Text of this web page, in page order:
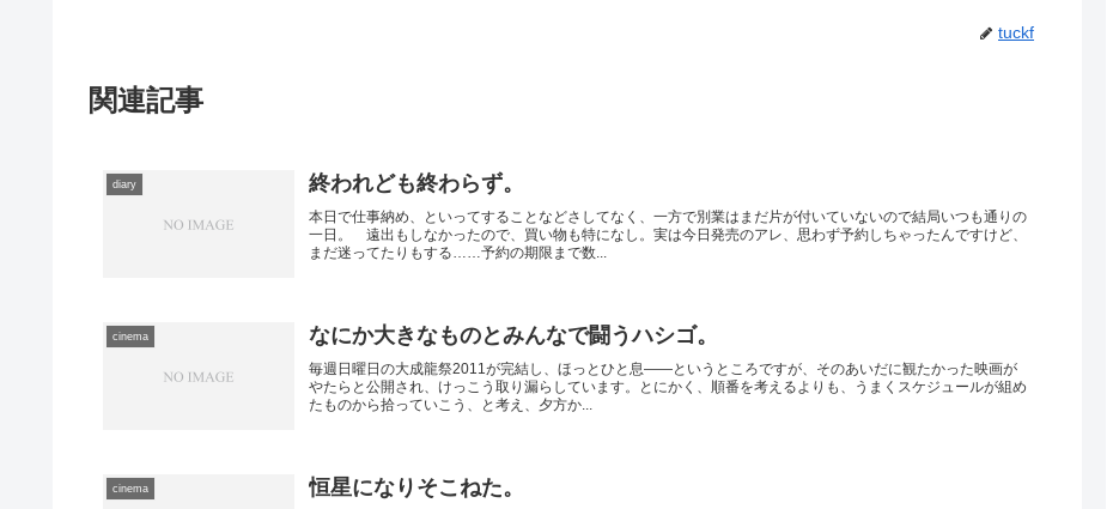
tuckf
関連記事
diary 終われども終わらず。
本日で仕事納め、といってすることなどさしてなく、一方で別業はまだ片が付いていないので結局いつも通りの
一日。 遠出もしなかったので、買い物も特になし。実は今日発売のアレ、思わず予約しちゃったんですけど、
まだ迷ってたりもする……予約の期限まで数...
cinema なにか大きなものとみんなで闘うハシゴ。
毎週日曜日の大成龍祭2011が完結し、ほっとひと息――というところですが、そのあいだに観たかった映画が
やたらと公開され、けっこう取り漏らしています。とにかく、順番を考えるよりも、うまくスケジュールが組め
たものから拾っていこう、と考え、夕方か...
cinema 恒星になりそこねた。